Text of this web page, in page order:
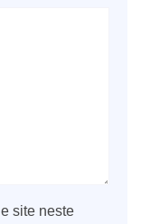
site neste